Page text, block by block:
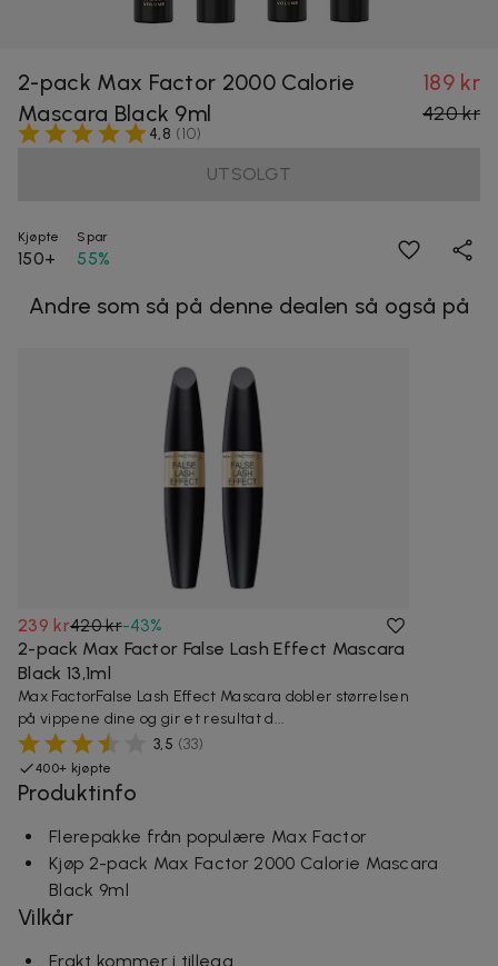
2-pack Max Factor 2000 Calorie
Mascara Black 9ml
189 kr
420 kr
4,8 (10)
UTSOLGT
Kjøpte
150+
Spar
55%
Andre som så på denne dealen så også på
239 kr420 kr-43%
2-pack Max Factor False Lash Effect Mascara
Black 13,1ml
Max FactorFalse Lash Effect Mascara dobler størrelsen
på vippene dine og gir et resultat d...
3,5 (33)
400+ kjøpte
Produktinfo
Flerepakke från populære Max Factor
Kjøp 2-pack Max Factor 2000 Calorie Mascara
Black 9ml
Vilkår
Frakt kommer i tillegg